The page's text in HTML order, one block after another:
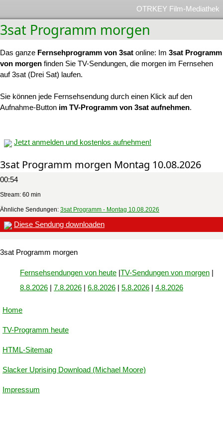
OTRKEY Film-Mediathek
3sat Programm morgen
Das ganze Fernsehprogramm von 3sat online: Im 3sat Programm
von morgen finden Sie TV-Sendungen, die morgen im Fernsehen
auf 3sat (Drei Sat) laufen.
Sie können jede Fernsehsendung durch einen Klick auf den
Aufnahme-Button im TV-Programm von 3sat aufnehmen.
Jetzt anmelden und kostenlos aufnehmen!
3sat Programm morgen Montag 10.08.2026
00:54
Stream: 60 min
Ähnliche Sendungen: 3sat Programm - Montag 10.08.2026
Diese Sendung downloaden
3sat Programm morgen
Fernsehsendungen von heute |TV-Sendungen von morgen |
8.8.2026 | 7.8.2026 | 6.8.2026 | 5.8.2026 | 4.8.2026
Home
TV-Programm heute
HTML-Sitemap
Slacker Uprising Download (Michael Moore)
Impressum